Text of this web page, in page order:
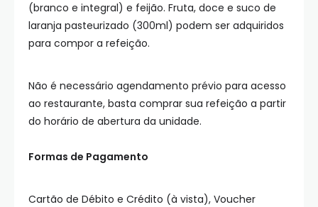
(branco e integral) e feijão. Fruta, doce e suco de
laranja pasteurizado (300ml) podem ser adquiridos
para compor a refeição.
Não é necessário agendamento prévio para acesso
ao restaurante, basta comprar sua refeição a partir
do horário de abertura da unidade.
Formas de Pagamento
Cartão de Débito e Crédito (à vista), Voucher